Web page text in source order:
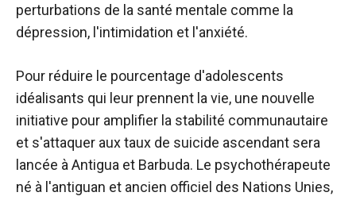
perturbations de la santé mentale comme la
dépression, l'intimidation et l'anxiété.
Pour réduire le pourcentage d'adolescents
idéalisants qui leur prennent la vie, une nouvelle
initiative pour amplifier la stabilité communautaire
et s'attaquer aux taux de suicide ascendant sera
lancée à Antigua et Barbuda. Le psychothérapeute
né à l'antiguan et ancien officiel des Nations Unies,